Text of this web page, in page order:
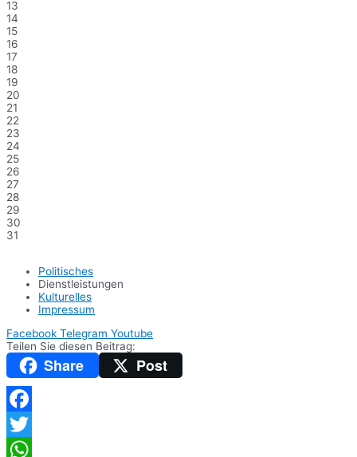
13
14
15
16
17
18
19
20
21
22
23
24
25
26
27
28
29
30
31
Politisches
Dienstleistungen
Kulturelles
Impressum
Facebook Telegram Youtube
Teilen Sie diesen Beitrag:
Share Post
Facebook
Twitter